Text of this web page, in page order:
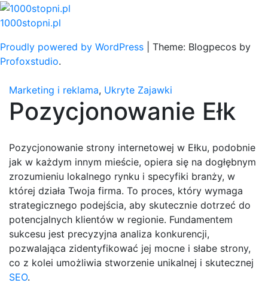
Skip
to
1000stopni.pl
Proudly powered by WordPress
Theme: Blogpecos by
Profoxstudio.
Marketing i reklama, Ukryte Zajawki
Pozycjonowanie Ełk
Pozycjonowanie strony internetowej w Ełku, podobnie
jak w każdym innym mieście, opiera się na dogłębnym
zrozumieniu lokalnego rynku i specyfiki branży, w
której działa Twoja firma. To proces, który wymaga
strategicznego podejścia, aby skutecznie dotrzeć do
potencjalnych klientów w regionie. Fundamentem
sukcesu jest precyzyjna analiza konkurencji,
pozwalająca zidentyfikować jej mocne i słabe strony,
co z kolei umożliwia stworzenie unikalnej i skutecznej
SEO.